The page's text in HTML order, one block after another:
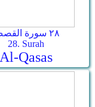
٢٨ سورة القصص
28. Surah
Al-Qasas